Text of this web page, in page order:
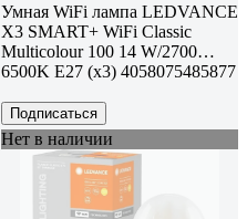
Умная WiFi лампа LEDVANCE
Х3 SMART+ WiFi Classic
Multicolour 100 14 W/2700…
6500K E27 (x3) 4058075485877
Подписаться
Нет в наличии